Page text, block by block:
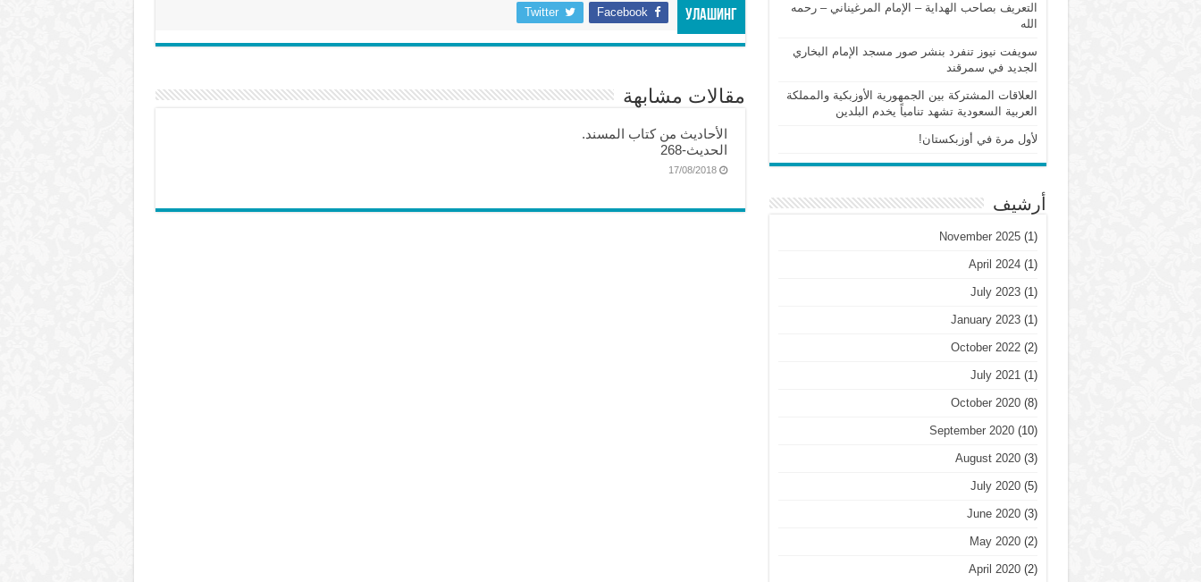
Улашинг
Facebook
Twitter
مقالات مشابهة
الأحاديث من كتاب المسند.
الحديث-268
17/08/2018
التعريف بصاحب الهداية – الإمام المرغيناني – رحمه
الله
سويفت نيوز تنفرد بنشر صور مسجد الإمام البخاري
الجديد في سمرقند
العلاقات المشتركة بين الجمهورية الأوزبكية والمملكة
العربية السعودية تشهد تنامياً يخدم البلدين
لأول مرة في أوزبكستان!
أرشيف
November 2025(1)
April 2024(1)
July 2023(1)
January 2023(1)
October 2022(2)
July 2021(1)
October 2020(8)
September 2020(10)
August 2020(3)
July 2020(5)
June 2020(3)
May 2020(2)
April 2020(2)